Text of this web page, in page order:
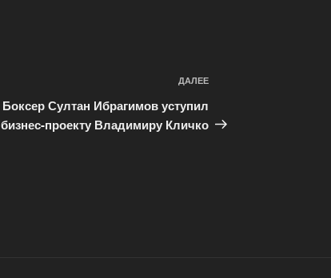
ДАЛЕЕ
Боксер Султан Ибрагимов уступил
бизнес-проекту Владимиру Кличко